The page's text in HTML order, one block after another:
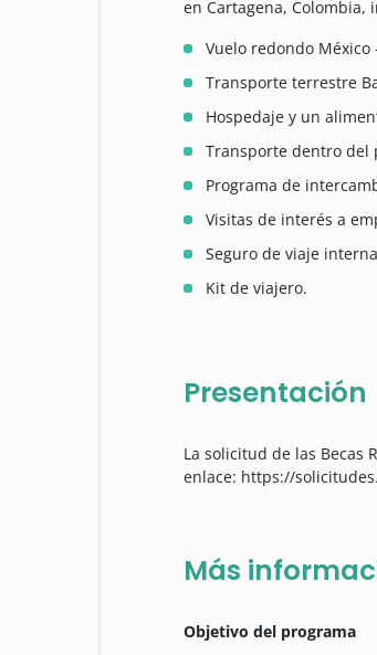
en Cartagena, Colombia,
Vuelo redondo México
Transporte terrestre
Hospedaje y un
Transporte dentro del
Programa de
Visitas de interés a
Seguro de viaje
Kit de viajero.
Presentación
La solicitud de las Becas
enlace: https://
Más
Objetivo del programa